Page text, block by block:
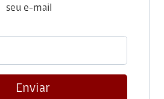
seu e-mail
Enviar